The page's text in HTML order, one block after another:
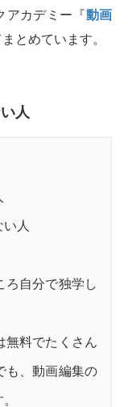
アカデミー『動画
とめています。
人
人
ろ自分で独学し
無料でたくさん
も、動画編集の